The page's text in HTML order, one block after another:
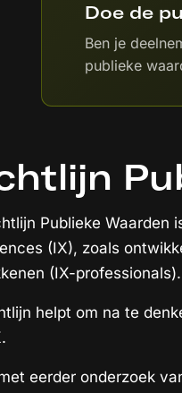
Doe de
Ben je
publieke
Publieke Waarden
(IX), zoals
(IX-professionals).
helpt om na te
eerder onderzoek